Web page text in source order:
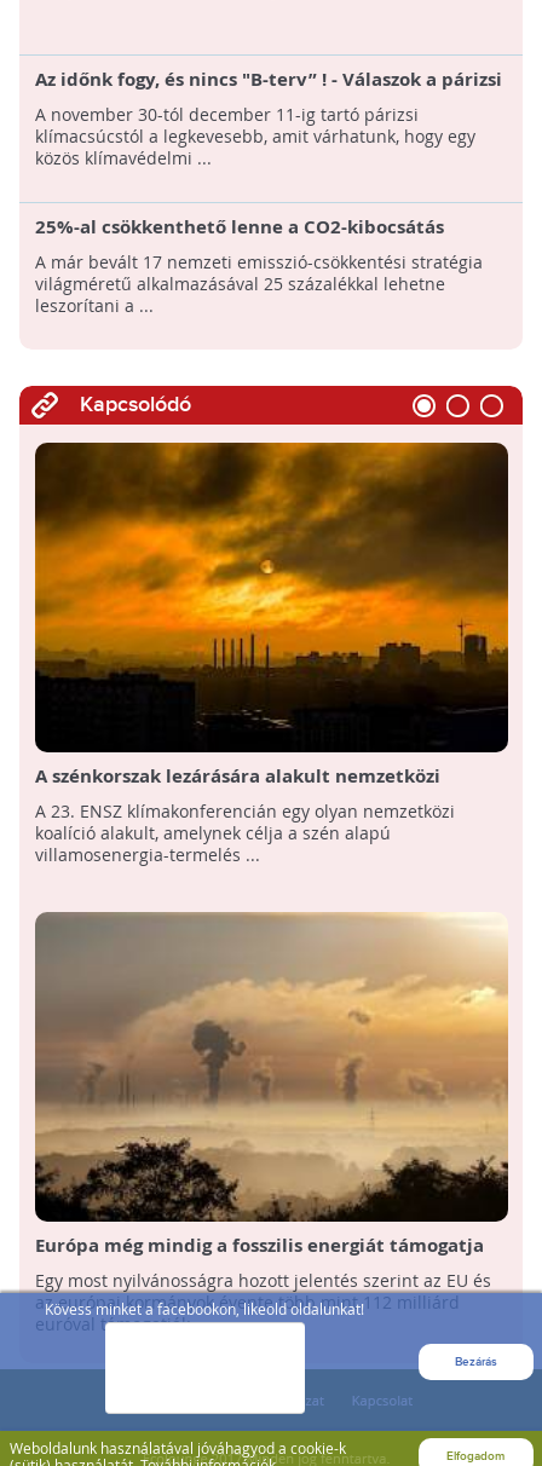
Kövess minket a facebookon, likeold oldalunkat!
Bezárás
Weboldalunk használatával jóváhagyod a cookie-k
Elfogadom
Az időnk fogy, és nincs "B-terv” ! - Válaszok a párizsi
klímacsúcs kapcsán
A november 30-tól december 11-ig tartó párizsi
klímacsúcstól a legkevesebb, amit várhatunk, hogy egy
közös klímavédelmi ...
25%-al csökkenthető lenne a CO2-kibocsátás
A már bevált 17 nemzeti emisszió-csökkentési stratégia
világméretű alkalmazásával 25 százalékkal lehetne
leszorítani a ...
Kapcsolódó
A szénkorszak lezárására alakult nemzetközi
koalíció
A 23. ENSZ klímakonferencián egy olyan nemzetközi
koalíció alakult, amelynek célja a szén alapú
villamosenergia-termelés ...
Európa még mindig a fosszilis energiát támogatja
Egy most nyilvánosságra hozott jelentés szerint az EU és
az európai kormányok évente több mint 112 milliárd
euróval támogatják ...